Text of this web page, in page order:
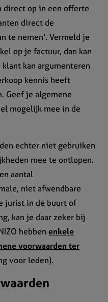
direct op in een offerte
direct de
te nemen'. Vermeld je
op je factuur, dan kan
kan argumenteren
kennis heeft
Geef je algemene
mogelijk mee in de
echter niet gebruiken
mee te ontlopen.
aantal
niet afwendbare
jurist in de buurt of
kan je daar zeker bij
hebbenenkele
voorwaarden ter
voor leden).